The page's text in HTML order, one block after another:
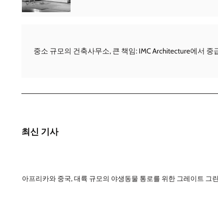
중소 규모의 건축사무소, 큰 책임: IMC Architecture에서 중
최신 기사
아프리카와 중국, 대륙 규모의 야생동물 통로를 위한 그레이트 그